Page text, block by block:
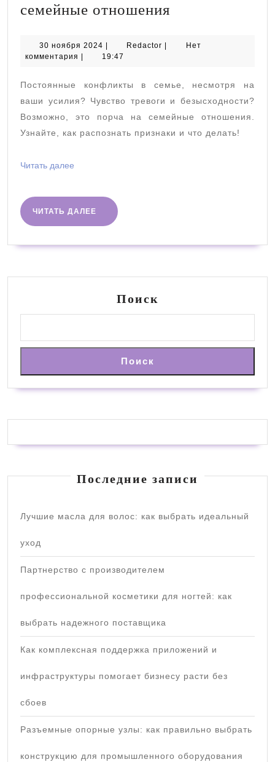
семейные отношения
порчу
семейные
отношения
30 ноября 2024 30
ноября
| Redactor Redactor
|
Нет
комментария | 19:47
Постоянные конфликты в семье, несмотря на
ваши усилия? Чувство тревоги и безысходности?
Возможно, это порча на семейные отношения.
Узнайте, как распознать признаки и что делать!
Читать далее
ЧИТАТЬ ДАЛЕЕ
ЧИТАТЬ
ДАЛЕЕ
Поиск
Поиск
Последние записи
Лучшие масла для волос: как выбрать идеальный
уход
Партнерство с производителем
профессиональной косметики для ногтей: как
выбрать надежного поставщика
Как комплексная поддержка приложений и
инфраструктуры помогает бизнесу расти без
сбоев
Разъемные опорные узлы: как правильно выбрать
конструкцию для промышленного оборудования